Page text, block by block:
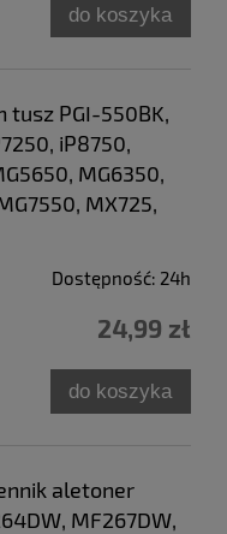
do koszyka
tusz PGI-550BK,
iP8750,
MG6350,
MX725,
Dostępność: 24h
24,99 zł
do koszyka
aletoner
MF267DW,